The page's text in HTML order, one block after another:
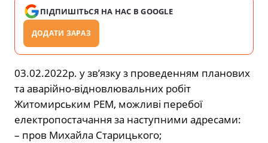
ПІДПИШІТЬСЯ НА НАС В GOOGLE
ДОДАТИ ЗАРАЗ
03.02.2022р. у зв’язку з проведенням планових
та аварійно-відновлювальних робіт
Житомирським РЕМ, можливі перебої
електропостачання за наступними адресами:
– пров Михайла Старицького;